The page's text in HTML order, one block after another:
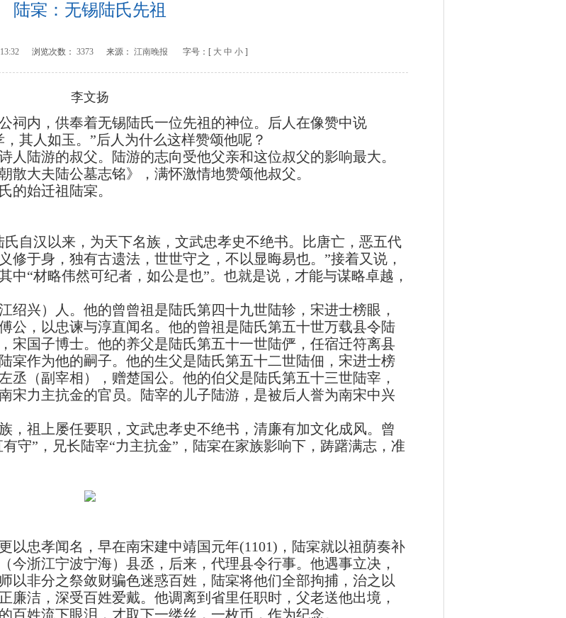
陆宲：无锡陆氏先祖
浏览次数： 3373来源： 江南晚报 字号：[ 大 中 小]
李文扬
内，供奉着无锡陆氏一位先祖的神位。后人在像赞中说
其人如玉。”后人为什么这样赞颂他呢？
陆游的叔父。陆游的志向受他父亲和这位叔父的影响最大。
散大夫陆公墓志铭》，满怀激情地赞颂他叔父。
始迁祖陆宲。
汉以来，为天下名族，文武忠孝史不绝书。比唐亡，恶五代
修于身，独有古遗法，世世守之，不以显晦易也。”接着又说，
中“材略伟然可纪者，如公是也”。也就是说，才能与谋略卓越，
兴）人。他的曾曾祖是陆氏第四十九世陆轸，宋进士榜眼，
公，以忠谏与淳直闻名。他的曾祖是陆氏第五十世万载县令陆
宋国子博士。他的养父是陆氏第五十一世陆俨，任宿迁符离县
宲作为他的嗣子。他的生父是陆氏第五十二世陆佃，宋进士榜
丞（副宰相），赠楚国公。他的伯父是陆氏第五十三世陆宰，
宋力主抗金的官员。陆宰的儿子陆游，是被后人誉为南宋中兴
祖上屡任要职，文武忠孝史不绝书，清廉有加文化成风。曾
守”，兄长陆宰“力主抗金”，陆宲在家族影响下，踌躇满志，准
忠孝闻名，早在南宋建中靖国元年(1101)，陆宲就以祖荫奏补
今浙江宁波宁海）县丞，后来，代理县令行事。他遇事立决，
以非分之祭敛财骗色迷惑百姓，陆宲将他们全部拘捕，治之以
廉洁，深受百姓爱戴。他调离到省里任职时，父老送他出境，
百姓流下眼泪，才取下一缕丝，一枚币，作为纪念。